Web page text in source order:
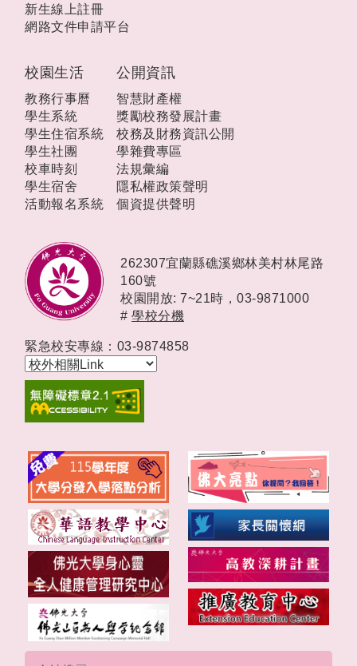
校園生活
教務行事曆
學生系統
學生住宿系統
學生社團
校車時刻
學生宿舍
活動報名系統
公開資訊
智慧財產權
獎勵校務發展計畫
校務及財務資訊公開
學雜費專區
法規彙編
隱私權政策聲明
個資提供聲明
新生線上註冊
網路文件申請平台
262307宜蘭縣礁溪鄉林美村林尾路
160號
校園開放: 7~21時， 03-9871000
# 學校分機
緊急校安專線：03-9874858